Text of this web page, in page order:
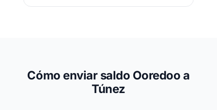
Cómo enviar saldo Ooredoo a
Túnez